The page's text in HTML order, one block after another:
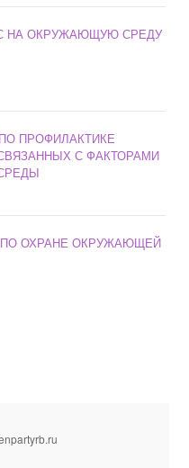
НА ОКРУЖАЮЩУЮ СРЕДУ
ПРОФИЛАКТИКЕ
С ФАКТОРАМИ
ОХРАНЕ ОКРУЖАЮЩЕЙ